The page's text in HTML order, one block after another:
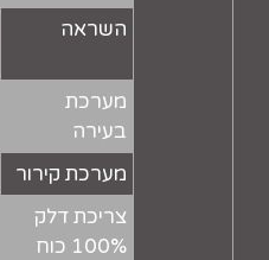
השראה
מערכת
בעירה
מערכת קירור
צריכת דלק
100% כוח